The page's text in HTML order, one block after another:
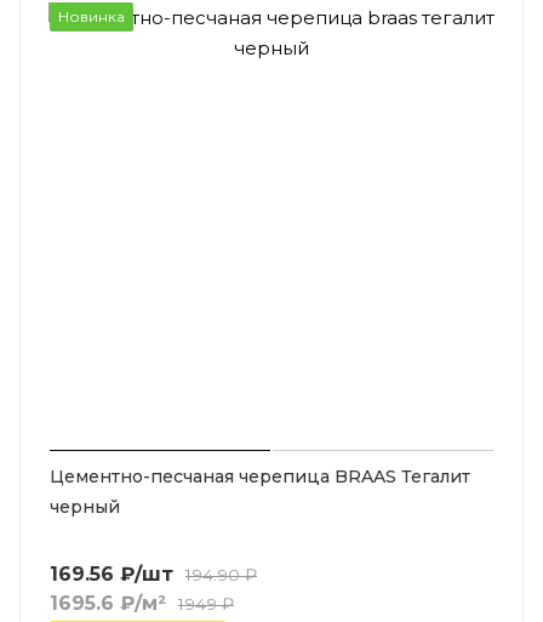
Новинка
Цементно-песчаная черепица BRAAS Тегалит
черный
169.56 ₽/шт 194.90₽
1695.6 ₽/м² 1949 ₽